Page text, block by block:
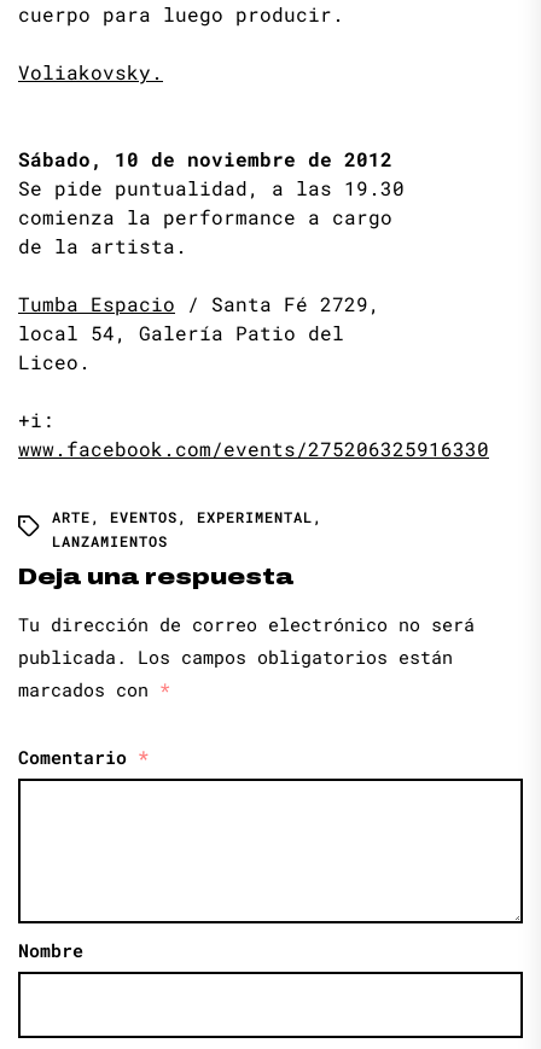
cuerpo para luego producir.
Voliakovsky.
Sábado, 10 de noviembre de 2012
Se pide puntualidad, a las 19.30
comienza la performance a cargo
de la artista.
Tumba Espacio / Santa Fé 2729,
local 54, Galería Patio del
Liceo.
+i:
www.facebook.com/events/275206325916330
ARTE, EVENTOS, EXPERIMENTAL,
LANZAMIENTOS
Deja una respuesta
Tu dirección de correo electrónico no será
publicada.
Los campos obligatorios están
marcados con *
Comentario *
Nombre